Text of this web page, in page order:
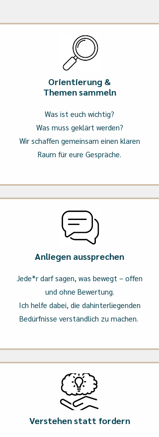
Orientierung &
Themen sammeln
Was ist euch wichtig?
Was muss geklärt werden?
Wir schaffen gemeinsam einen klaren
Raum für eure Gespräche.
Anliegen aussprechen
Jede*r darf sagen, was bewegt – offen
und ohne Bewertung.
Ich helfe dabei, die dahinterliegenden
Bedürfnisse verständlich zu machen.
Verstehen statt fordern